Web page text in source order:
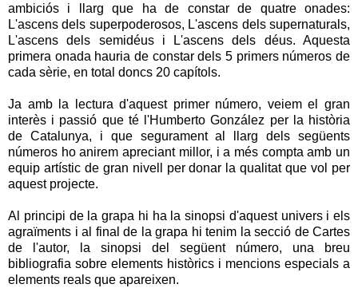
ambiciós i llarg que ha de constar de quatre onades:
L'ascens dels superpoderosos, L'ascens dels supernaturals,
L'ascens dels semidéus i L'ascens dels déus. Aquesta
primera onada hauria de constar dels 5 primers números de
cada sèrie, en total doncs 20 capítols.
Ja amb la lectura d'aquest primer número, veiem el gran
interès i passió que té l'Humberto González per la història
de Catalunya, i que segurament al llarg dels següents
números ho anirem apreciant millor, i a més compta amb un
equip artístic de gran nivell per donar la qualitat que vol per
aquest projecte.
Al principi de la grapa hi ha la sinopsi d'aquest univers i els
agraïments i al final de la grapa hi tenim la secció de Cartes
de l'autor, la sinopsi del següent número, una breu
bibliografia sobre elements històrics i mencions especials a
elements reals que apareixen.